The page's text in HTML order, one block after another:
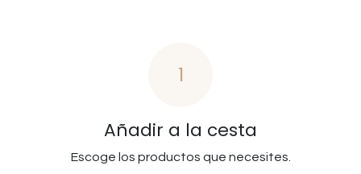
1
Añadir a la cesta
Escoge los productos que necesites.